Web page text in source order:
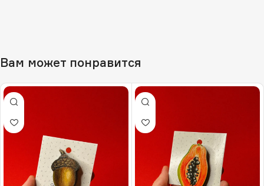
Вам может понравится